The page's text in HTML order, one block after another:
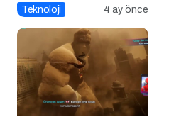
Kalıyor?
Teknoloji 4 ay önce